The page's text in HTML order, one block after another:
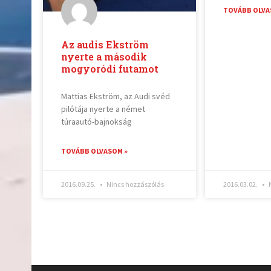
Az audis Ekström
nyerte a második
mogyoródi futamot
Mattias Ekström, az Audi svéd
pilótája nyerte a német
túraautó-bajnokság
TOVÁBB OLVASOM »
2016.09.25. Nincs hozzászólás
TOVÁBB
2016.03.02.